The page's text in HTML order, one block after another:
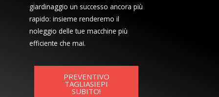
giardinaggio un successo ancora più
rapido: insieme renderemo il
noleggio delle tue macchine più
efficiente che mai.
PREVENTIVO
TAGLIASIEPI
SUBITO!